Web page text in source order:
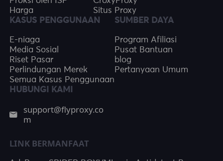
Harga
Situs Proxy
KASUS PENGGUNAAN
E-niaga
Media Sosial
Riset Pasar
Perlindungan Merek
Semua Kasus Penggunaan
SUMBER DAYA
Program Afiliasi
Pusat Bantuan
blog
Pertanyaan Umum
HUBUNGI KAMI
support@flyproxy.co
m
LINK BERMANFAAT